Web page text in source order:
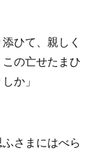
ひて、親しく
の亡せたまひ
か」
さまにはべら